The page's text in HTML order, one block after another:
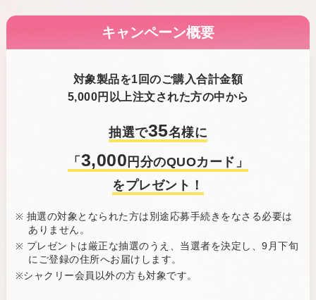
キャンペーン概要
対象製品を1回のご購入合計金額
5,000円以上注文された方の中から
抽選で35名様に
「 3,000 円分のQUOカード」
をプレゼント！
抽選の対象となられた方は別途応募手続きをなさる必要は
ありません。
プレゼントは厳正な抽選のうえ、当選者を決定し、9月下旬
にご登録の住所へお届けします。
シャクリー会員以外の方も対象です。